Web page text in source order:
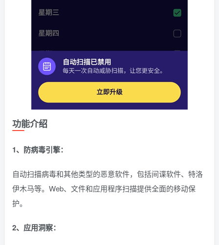
功能介绍
1、防病毒引擎：
自动扫描病毒和其他类型的恶意软件，包括间谍软件、特洛
伊木马等。Web、文件和应用程序扫描提供全面的移动保
护。
2、应用洞察：